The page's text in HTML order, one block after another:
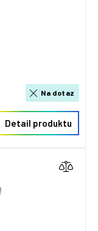
Na dotaz
Detail produktu